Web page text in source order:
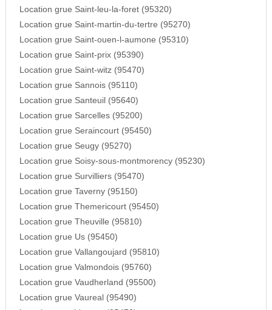
Location grue Saint-leu-la-foret (95320)
Location grue Saint-martin-du-tertre (95270)
Location grue Saint-ouen-l-aumone (95310)
Location grue Saint-prix (95390)
Location grue Saint-witz (95470)
Location grue Sannois (95110)
Location grue Santeuil (95640)
Location grue Sarcelles (95200)
Location grue Seraincourt (95450)
Location grue Seugy (95270)
Location grue Soisy-sous-montmorency (95230)
Location grue Survilliers (95470)
Location grue Taverny (95150)
Location grue Themericourt (95450)
Location grue Theuville (95810)
Location grue Us (95450)
Location grue Vallangoujard (95810)
Location grue Valmondois (95760)
Location grue Vaudherland (95500)
Location grue Vaureal (95490)